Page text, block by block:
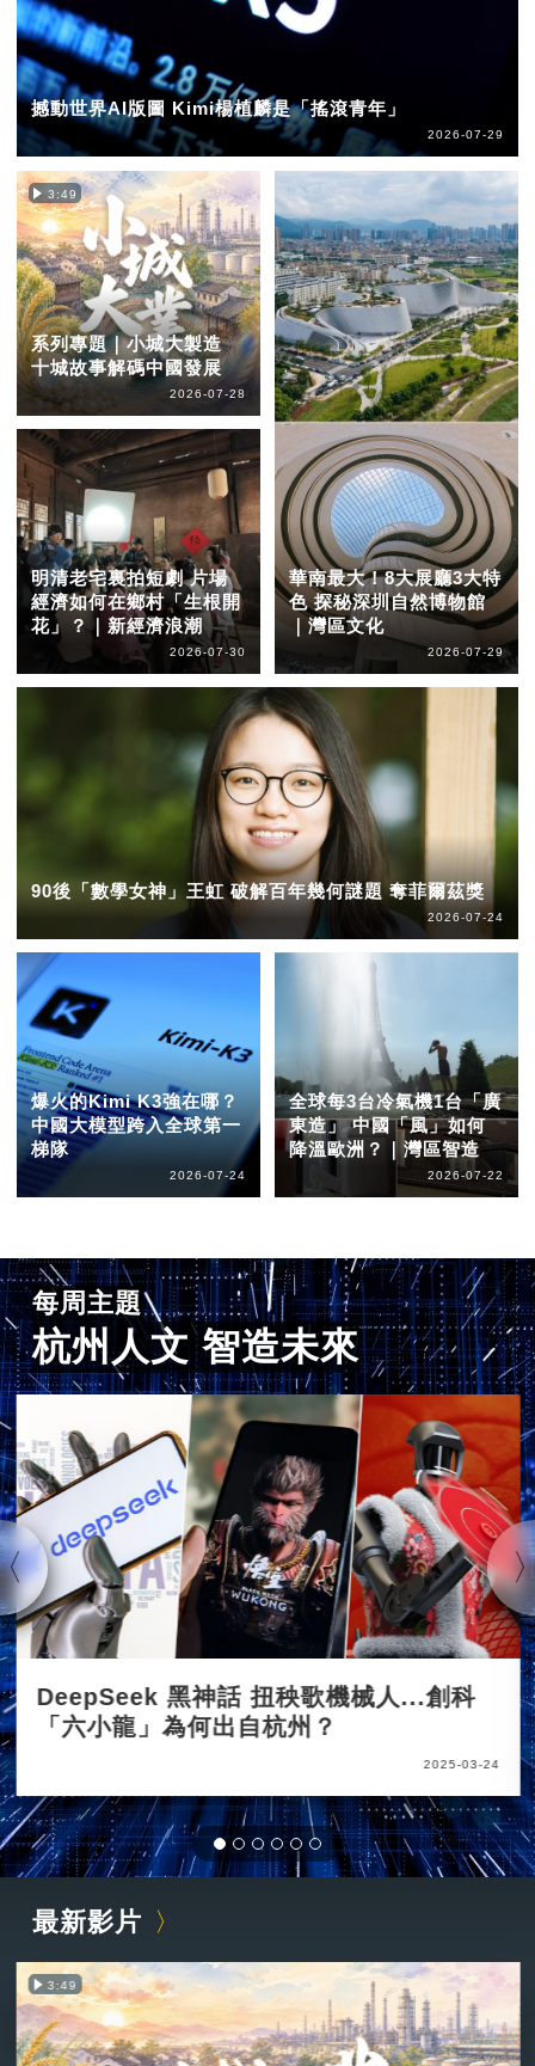
撼動世界AI版圖 Kimi楊植麟是「搖滾青年」
2026-07-29
3:49
系列專題｜小城大製造
十城故事解碼中國發展
2026-07-28
明清老宅裏拍短劇 片場
經濟如何在鄉村「生根開
花」？｜新經濟浪潮
2026-07-30
華南最大！8大展廳3大特
色 探秘深圳自然博物館
｜灣區文化
2026-07-29
90後「數學女神」王虹 破解百年幾何謎題 奪菲爾茲獎
2026-07-24
爆火的Kimi K3強在哪？
中國大模型跨入全球第一
梯隊
2026-07-24
全球每3台冷氣機1台「廣
東造」 中國「風」如何
降溫歐洲？｜灣區智造
2026-07-22
每周主題
杭州人文 智造未來
DeepSeek 黑神話 扭秧歌機械人...創科
「六小龍」為何出自杭州？
2025-03-24
最新影片
3:49